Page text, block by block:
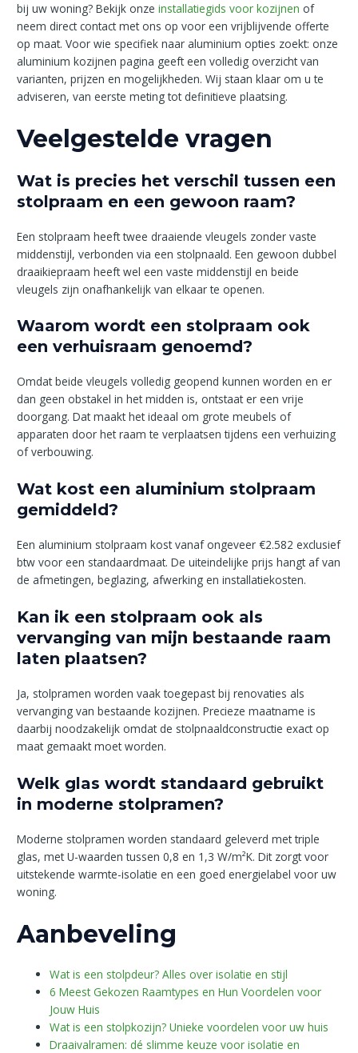
bij uw woning? Bekijk onzeinstallatiegids voor kozijnen of
neem direct contact met ons op voor een vrijblijvende offerte
op maat. Voor wie specifiek naar aluminium opties zoekt: onze
aluminium kozijnen pagina geeft een volledig overzicht van
varianten, prijzen en mogelijkheden. Wij staan klaar om u te
adviseren, van eerste meting tot definitieve plaatsing.
Veelgestelde vragen
Wat is precies het verschil tussen een
stolpraam en een gewoon raam?
Een stolpraam heeft twee draaiende vleugels zonder vaste
middenstijl, verbonden via een stolpnaald. Een gewoon dubbel
draaikiepraam heeft wel een vaste middenstijl en beide
vleugels zijn onafhankelijk van elkaar te openen.
Waarom wordt een stolpraam ook
een verhuisraam genoemd?
Omdat beide vleugels volledig geopend kunnen worden en er
dan geen obstakel in het midden is, ontstaat er een vrije
doorgang. Dat maakt het ideaal om grote meubels of
apparaten door het raam te verplaatsen tijdens een verhuizing
of verbouwing.
Wat kost een aluminium stolpraam
gemiddeld?
Een aluminium stolpraam kost vanaf ongeveer €2.582 exclusief
btw voor een standaardmaat. De uiteindelijke prijs hangt af van
de afmetingen, beglazing, afwerking en installatiekosten.
Kan ik een stolpraam ook als
vervanging van mijn bestaande raam
laten plaatsen?
Ja, stolpramen worden vaak toegepast bij renovaties als
vervanging van bestaande kozijnen. Precieze maatname is
daarbij noodzakelijk omdat de stolpnaaldconstructie exact op
maat gemaakt moet worden.
Welk glas wordt standaard gebruikt
in moderne stolpramen?
Moderne stolpramen worden standaard geleverd met triple
glas, met U-waarden tussen 0,8 en 1,3 W/m²K. Dit zorgt voor
uitstekende warmte-isolatie en een goed energielabel voor uw
woning.
Aanbeveling
Wat is een stolpdeur? Alles over isolatie en stijl
6 Meest Gekozen Raamtypes en Hun Voordelen voor
Jouw Huis
Wat is een stolpkozijn? Unieke voordelen voor uw huis
Draaivalramen: dé slimme keuze voor isolatie en